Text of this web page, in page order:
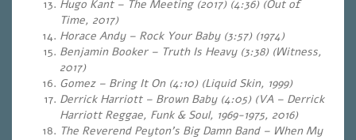
Hugo Kant – The Meeting (2017) (4:36) (Out of
Time, 2017)
Horace Andy – Rock Your Baby (3:57) (1974)
Benjamin Booker – Truth Is Heavy (3:38) (Witness,
2017)
Gomez – Bring It On (4:10) (Liquid Skin, 1999)
Derrick Harriott – Brown Baby (4:05) (VA – Derrick
Harriott Reggae, Funk & Soul, 1969-1975, 2016)
The Reverend Peyton’s Big Damn Band – When My